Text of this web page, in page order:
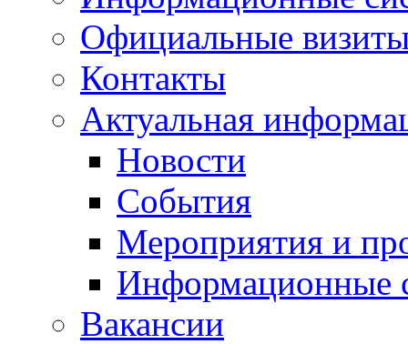
Официальные
Контакты
Актуальная
Новости
События
Мероприятия и
Информационные
Вакансии